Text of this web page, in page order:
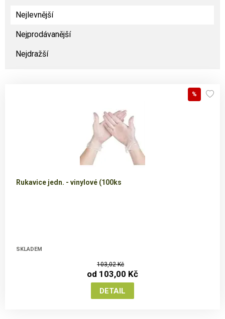
Nejlevnější
Nejprodávanější
Nejdražší
%
Rukavice jedn. - vinylové (100ks
SKLADEM
103,02 Kč
od 103,00 Kč